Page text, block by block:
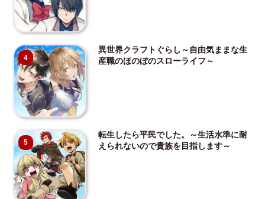
4
異世界クラフトぐらし～自由気ままな生
産職のほのぼのスローライフ～
5
転生したら平民でした。～生活水準に耐
えられないので貴族を目指します～